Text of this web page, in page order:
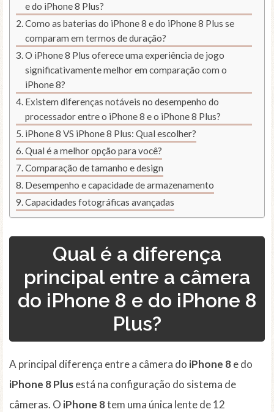
e do iPhone 8 Plus?
Como as baterias do iPhone 8 e do iPhone 8 Plus se
comparam em termos de duração?
O iPhone 8 Plus oferece uma experiência de jogo
significativamente melhor em comparação com o
iPhone 8?
Existem diferenças notáveis no desempenho do
processador entre o iPhone 8 e o iPhone 8 Plus?
iPhone 8 VS iPhone 8 Plus: Qual escolher?
Qual é a melhor opção para você?
Comparação de tamanho e design
Desempenho e capacidade de armazenamento
Capacidades fotográficas avançadas
Qual é a diferença
principal entre a câmera
do iPhone 8 e do iPhone 8
Plus?
A principal diferença entre a câmera do iPhone 8e do
iPhone 8 Plusestá na configuração do sistema de
câmeras. O iPhone 8tem uma única lente de 12